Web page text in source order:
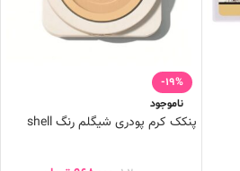
-19%
ناموجود
پنکک کرم پودری شیگلم رنگ shell